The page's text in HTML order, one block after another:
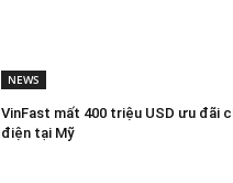
NEWS
VinFast mất 400 triệu USD ưu đãi
điện tại Mỹ